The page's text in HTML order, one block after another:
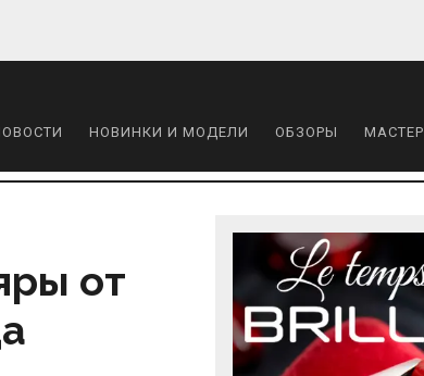
НОВИНКИ И МОДЕЛИ ОБЗОРЫ
от